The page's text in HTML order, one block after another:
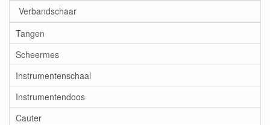
Verbandschaar
Tangen
Scheermes
Instrumentenschaal
Instrumentendoos
Cauter